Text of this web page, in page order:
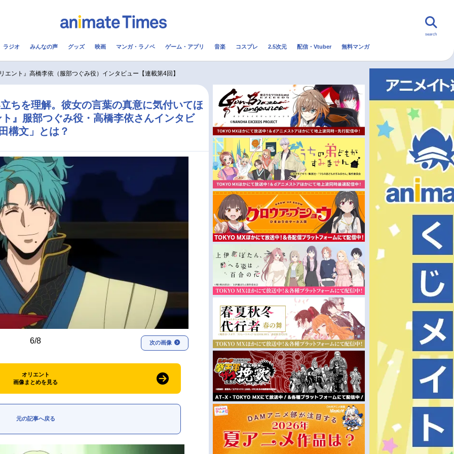
コスプレ 2.5次元 配信・Vtuber トレンド 無料マンガ
アニメ映画一覧
男性声優/女性声優一覧
今期アニメ曜日別一覧 秋アニメ
冬アニメ
FOLLOW US
search
ラジオ みんなの声 グッズ 映画 マンガ・ラノベ ゲーム・アプリ 音楽 コスプレ 2.5次元 配信・Vtuber 無料マンガ
エント』高橋李依（服部つぐみ役）インタビュー【連載第4回】
ちを理解。彼女の言葉の真意に気付いてほ
』服部つぐみ役・高橋李依さんインタビ
構文」とは？
6/8 次の画像
オリエント
画像まとめを見る
元の記事へ戻る